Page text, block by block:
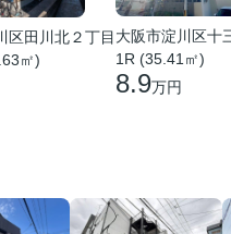
区田川北２丁目
㎡)
大阪市淀川区十
1R (35.41㎡)
8.9万円